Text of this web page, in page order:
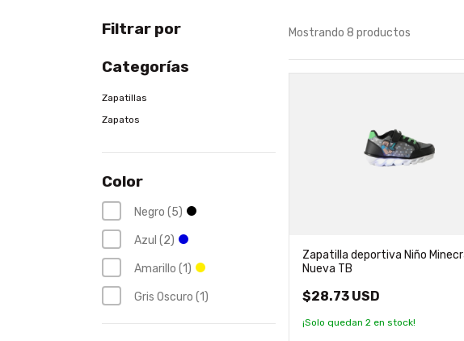
Filtrar por
Categorías
Zapatillas
Zapatos
Color
Negro (5)
Azul (2)
Amarillo (1)
Gris Oscuro (1)
Mostrando 8 productos
Zapatilla deportiva Niño
Nueva TB
$28.73 USD
¡Solo quedan2 en stock!